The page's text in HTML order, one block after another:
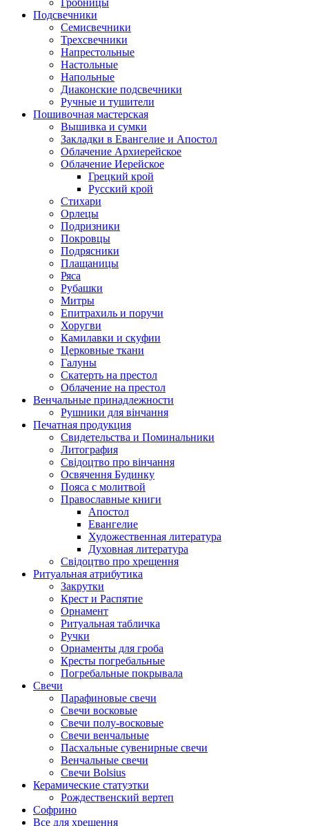
Гробницы
Подсвечники
Семисвечники
Трехсвечники
Напрестольные
Настольные
Напольные
Диаконские подсвечники
Ручные и тушители
Пошивочная мастерская
Вышивка и сумки
Закладки в Евангелие и Апостол
Облачение Архиерейское
Облачение Иерейское
Грецкий крой
Русский крой
Стихари
Орлецы
Подризники
Покровцы
Подрясники
Плащаницы
Ряса
Рубашки
Митры
Епитрахиль и поручи
Хоругви
Камилавки и скуфии
Церковные ткани
Галуны
Скатерть на престол
Облачение на престол
Венчальные принадлежности
Рушники для вінчання
Печатная продукция
Свидетельства и Поминальники
Литография
Свідоцтво про вінчання
Освячення Будинку
Пояса с молитвой
Православные книги
Апостол
Евангелие
Художественная литература
Духовная литература
Свідоцтво про хрещення
Ритуальная атрибутика
Закрутки
Крест и Распятие
Орнамент
Ритуальная табличка
Ручки
Орнаменты для гроба
Кресты погребальные
Погребальные покрывала
Свечи
Парафиновые свечи
Свечи восковые
Свечи полу-восковые
Свечи венчальные
Пасхальные сувенирные свечи
Венчальные свечи
Свечи Bolsius
Керамические статуэтки
Рождественский вертеп
Софрино
Все для хрещення